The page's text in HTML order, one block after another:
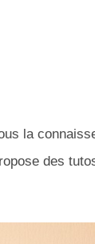
la
des